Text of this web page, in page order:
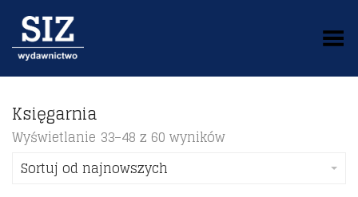
Toggle Menu
Księgarnia
Wyświetlanie 33–48 z 60 wyników
Sortuj od najnowszych